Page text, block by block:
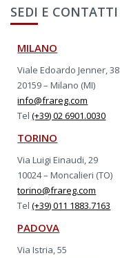
SEDI E CONTATTI
MILANO
Viale Edoardo Jenner, 38
20159 – Milano (MI)
info@frareg.com
Tel(+39) 02 6901.0030
TORINO
Via Luigi Einaudi, 29
10024 – Moncalieri (TO)
torino@frareg.com
Tel(+39) 011 1883.7163
PADOVA
Via Istria, 55